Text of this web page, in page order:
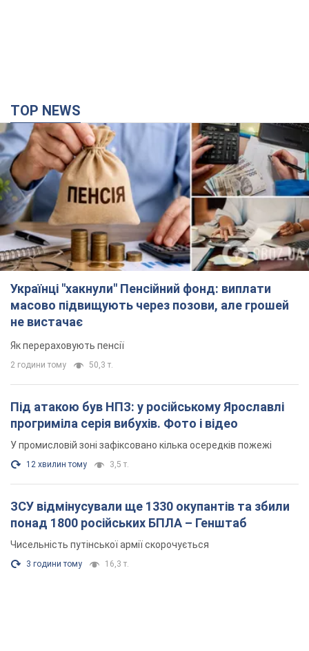
TOP NEWS
Українці "хакнули" Пенсійний фонд: виплати
масово підвищують через позови, але грошей
не вистачає
Як перераховують пенсії
2 години тому 50,3 т.
Під атакою був НПЗ: у російському Ярославлі
прогриміла серія вибухів. Фото і відео
У промисловій зоні зафіксовано кілька осередків пожежі
12 хвилин тому 3,5 т.
ЗСУ відмінусували ще 1330 окупантів та збили
понад 1800 російських БПЛА – Генштаб
Чисельність путінської армії скорочується
3 години тому 16,3 т.